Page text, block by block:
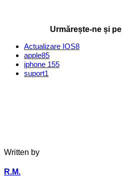
Urmărește-ne și pe
Actualizare IOS8
apple85
iphone 155
suport1
Written by
R.M.